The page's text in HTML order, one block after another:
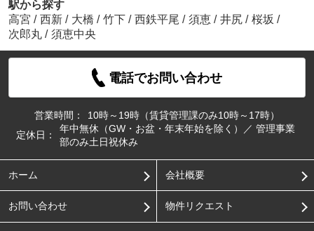
駅から探す
高宮 / 西新 / 大橋 / 竹下 / 西鉄平尾 / 須恵 / 井尻 / 桜坂 /
次郎丸 / 須恵中央
電話でお問い合わせ
営業時間：
10時～19時（賃貸管理課のみ10時～17時）
定休日：
年中無休（GW・お盆・年末年始を除く）／ 管理事業
部のみ土日祝休み
ホーム 会社概要
お問い合わせ 物件リクエスト